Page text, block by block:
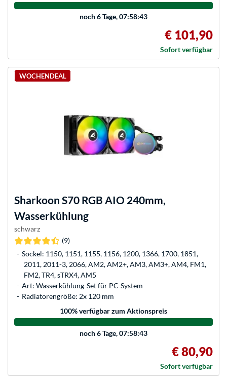
noch6 Tage, 07:58:43
€ 101,90
Sofort verfügbar
WOCHENDEAL
Sharkoon S70 RGB AIO 240mm,
Wasserkühlung
schwarz
(9)
Sockel: 1150, 1151, 1155, 1156, 1200, 1366, 1700, 1851,
2011, 2011-3, 2066, AM2, AM2+, AM3, AM3+, AM4, FM1,
FM2, TR4, sTRX4, AM5
Art: Wasserkühlung-Set für PC-System
Radiatorengröße: 2x 120 mm
100% verfügbar zum Aktionspreis
noch6 Tage, 07:58:43
€ 80,90
Sofort verfügbar